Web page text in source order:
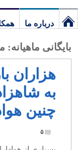
درباره ما
بایگانی ماهیانه:
هزاران
به
چنین
۵